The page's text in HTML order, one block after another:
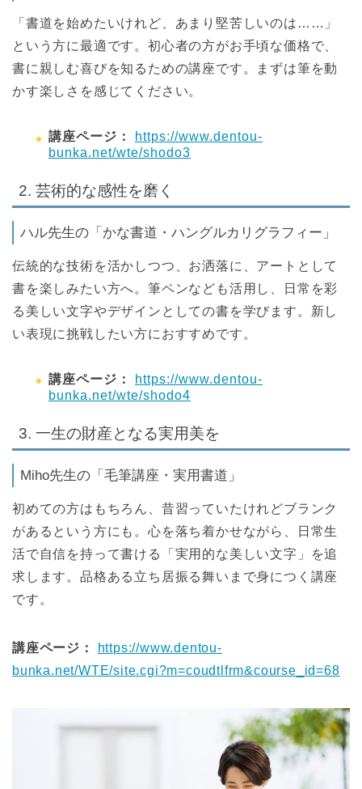
「書道を始めたいけれど、あまり堅苦しいのは……」
という方に最適です。初心者の方がお手頃な価格で、
書に親しむ喜びを知るための講座です。まずは筆を動
かす楽しさを感じてください。
講座ページ：
https://www.dentou-
bunka.net/wte/shodo3
2. 芸術的な感性を磨く
ハル先生の「かな書道・ハングルカリグラフィー」
伝統的な技術を活かしつつ、お洒落に、アートとして
書を楽しみたい方へ。筆ペンなども活用し、日常を彩
る美しい文字やデザインとしての書を学びます。新し
い表現に挑戦したい方におすすめです。
講座ページ：
https://www.dentou-
bunka.net/wte/shodo4
3. 一生の財産となる実用美を
Miho先生の「毛筆講座・実用書道」
初めての方はもちろん、昔習っていたけれどブランク
があるという方にも。心を落ち着かせながら、日常生
活で自信を持って書ける「実用的な美しい文字」を追
求します。品格ある立ち居振る舞いまで身につく講座
です。
講座ページ：
https://www.dentou-
bunka.net/WTE/site.cgi?m=coudtlfrm&course_id=68